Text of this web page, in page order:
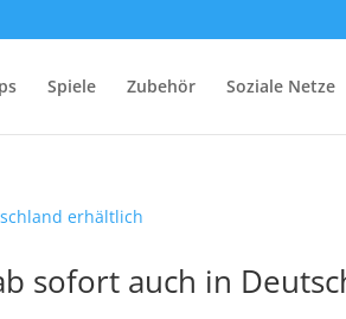
Spiele Zubehör Soziale Netze
sofort auch in